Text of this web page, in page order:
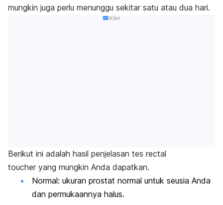
mungkin juga perlu menunggu sekitar satu atau dua hari.
Iklan
Berikut ini adalah hasil penjelasan tes rectal
toucher yang mungkin Anda dapatkan.
Normal: ukuran prostat normal untuk seusia Anda
dan permukaannya halus.